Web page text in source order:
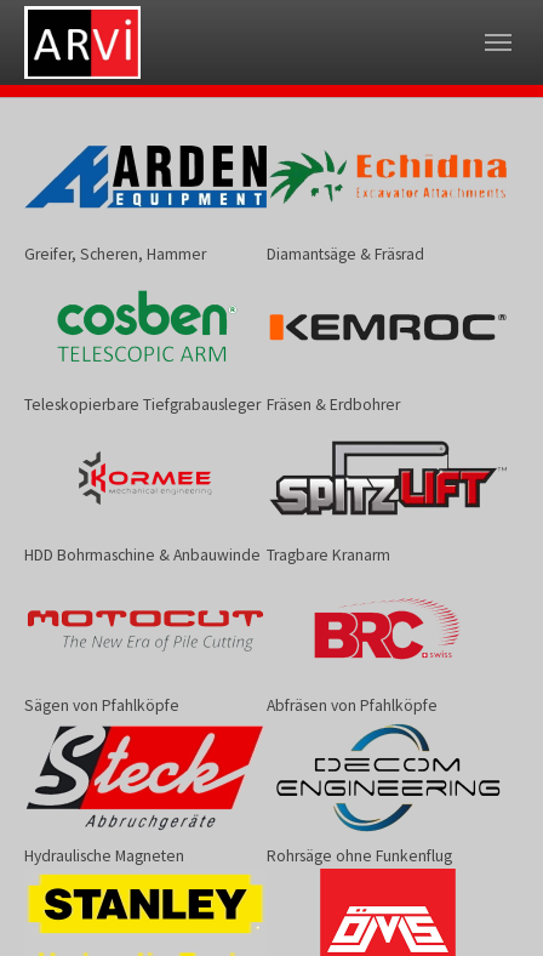
Skip to main navigation
Skip to main content
Skip to page footer
Greifer, Scheren, Hammer Diamantsäge & Fräsrad
Teleskopierbare Tiefgrabausleger Fräsen & Erdbohrer
HDD Bohrmaschine & Anbauwinde Tragbare Kranarm
Sägen von Pfahlköpfe Abfräsen von Pfahlköpfe
Hydraulische Magneten Rohrsäge ohne Funkenflug